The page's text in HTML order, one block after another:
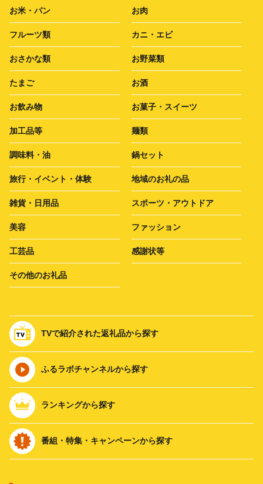
お米・パン お肉
フルーツ類 カニ・エビ
おさかな類 お野菜類
たまご お酒
お飲み物 お菓子・スイーツ
加工品等 麺類
調味料・油 鍋セット
旅行・イベント・体験 地域のお礼の品
雑貨・日用品 スポーツ・アウトドア
美容 ファッション
工芸品 感謝状等
その他のお礼品
TVで紹介された返礼品から探す
ふるラボチャンネルから探す
ランキングから探す
番組・特集・キャンペーンから探す